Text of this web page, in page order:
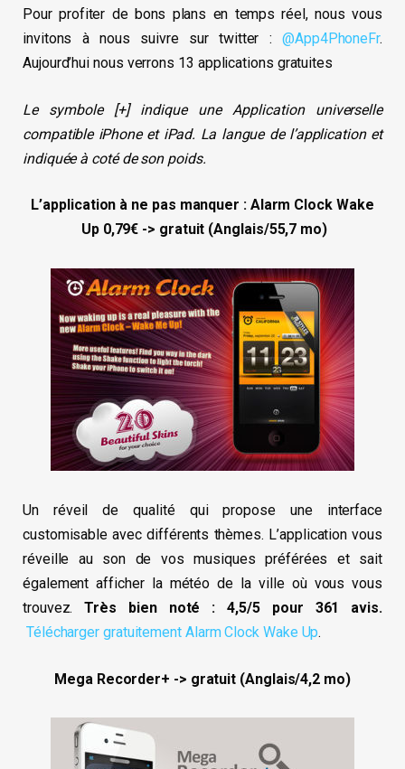
Pour profiter de bons plans en temps réel, nous vous
invitons à nous suivre sur twitter :@App4PhoneFr.
Aujourd’hui nous verrons 13 applications gratuites
Le symbole [+] indique une Application universelle
compatible iPhone et iPad. La langue de l’application et
indiquée à coté de son poids.
L’application à ne pas manquer : Alarm Clock Wake
Up 0,79€ -> gratuit (Anglais/55,7 mo)
Un réveil de qualité qui propose une interface
customisable avec différents thèmes. L’application vous
réveille au son de vos musiques préférées et sait
également afficher la météo de la ville où vous vous
trouvez.Très bien noté : 4,5/5 pour 361 avis.
Télécharger gratuitement Alarm Clock Wake Up.
Mega Recorder+ -> gratuit (Anglais/4,2 mo)